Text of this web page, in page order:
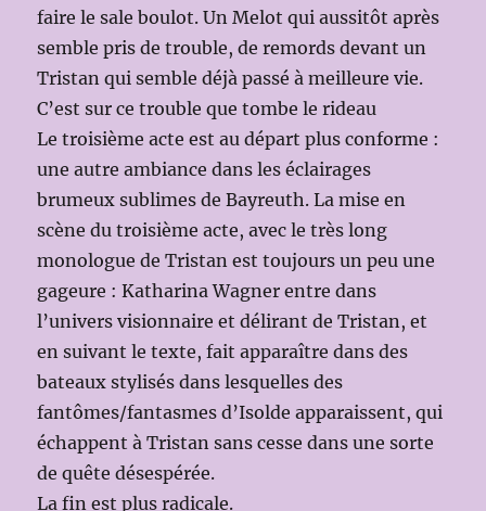
faire le sale boulot. Un Melot qui aussitôt après
semble pris de trouble, de remords devant un
Tristan qui semble déjà passé à meilleure vie.
C’est sur ce trouble que tombe le rideau
Le troisième acte est au départ plus conforme :
une autre ambiance dans les éclairages
brumeux sublimes de Bayreuth. La mise en
scène du troisième acte, avec le très long
monologue de Tristan est toujours un peu une
gageure : Katharina Wagner entre dans
l’univers visionnaire et délirant de Tristan, et
en suivant le texte, fait apparaître dans des
bateaux stylisés dans lesquelles des
fantômes/fantasmes d’Isolde apparaissent, qui
échappent à Tristan sans cesse dans une sorte
de quête désespérée.
La fin est plus radicale.